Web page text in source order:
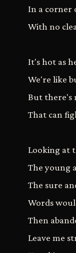
In a corner
With no
It's hot as
We're like
But there's
That can
Looking at
The young
The sure
Words
Then
Leave me